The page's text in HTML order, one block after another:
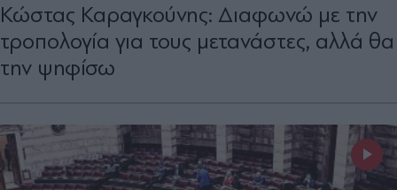
Κώστας Καραγκούνης: Διαφωνώ με την
τροπολογία για τους μετανάστες, αλλά θα
την ψηφίσω